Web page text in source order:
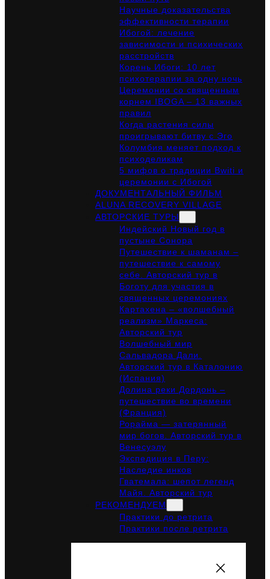
Научные доказательства
эффективности терапии
Ибогой: лечение
зависимости и психических
расстройств
Корень Ибоги: 10 лет
психотерапии за одну ночь
Церемонии со священным
корнем IBOGA – 13 важных
правил
Когда растения силы
проигрывают битву с Эго
Колумбия меняет подход к
психоделикам
5 мифов о традиции Bwiti и
церемонии с Ибогой
ДОКУМЕНТАЛЬНЫЙ ФИЛЬМ
ALUNA RECOVERY VILLAGE
АВТОРСКИЕ ТУРЫ
Индейский Новый год в
пустыне Сонора
Путешествие к шаманам –
путешествие к самому
себе. Авторский тур в
Боготу для участия в
священных церемониях
Картахена – «волшебный
реализм» Маркеса:
Авторский тур
Волшебный мир
Сальвадора Дали.
Авторский тур в Каталонию
(Испания)
Долина реки Дордонь –
путешествие во времени
(Франция)
Рорайма — затерянный
мир богов. Авторский тур в
Венесуэлу
Экспедиция в Перу:
Наследие инков
Гватемала: шепот легенд
Майя. Авторский тур
РЕКОМЕНДУЕМ
Практики до ретрита
Практики после ретрита